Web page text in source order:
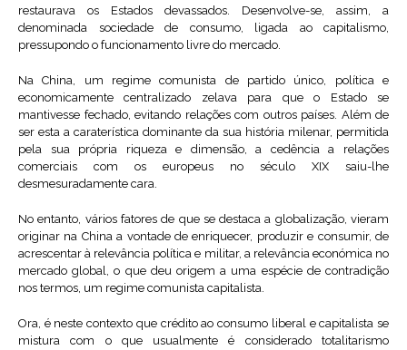
restaurava os Estados devassados. Desenvolve-se, assim, a
denominada sociedade de consumo, ligada ao capitalismo,
pressupondo o funcionamento livre do mercado.
Na China, um regime comunista de partido único, política e
economicamente centralizado zelava para que o Estado se
mantivesse fechado, evitando relações com outros países. Além de
ser esta a caraterística dominante da sua história milenar, permitida
pela sua própria riqueza e dimensão, a cedência a relações
comerciais com os europeus no século XIX saiu-lhe
desmesuradamente cara.
No entanto, vários fatores de que se destaca a globalização, vieram
originar na China a vontade de enriquecer, produzir e consumir, de
acrescentar à relevância política e militar, a relevância económica no
mercado global, o que deu origem a uma espécie de contradição
nos termos, um regime comunista capitalista.
Ora, é neste contexto que crédito ao consumo liberal e capitalista se
mistura com o que usualmente é considerado totalitarismo